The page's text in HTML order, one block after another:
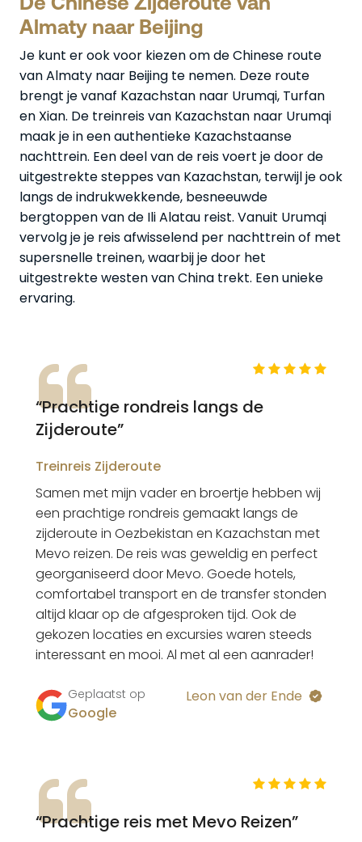
Almaty naar Beijing
Je kunt er ook voor kiezen om de Chinese route
van Almaty naar Beijing te nemen. Deze route
brengt je vanaf Kazachstan naar Urumqi, Turfan
en Xian. De treinreis van Kazachstan naar Urumqi
maak je in een authentieke Kazachstaanse
nachttrein. Een deel van de reis voert je door de
uitgestrekte steppes van Kazachstan, terwijl je ook
langs de indrukwekkende, besneeuwde
bergtoppen van de Ili Alatau reist. Vanuit Urumqi
vervolg je je reis afwisselend per nachttrein of met
supersnelle treinen, waarbij je door het
uitgestrekte westen van China trekt. Een unieke
ervaring.
“Prachtige rondreis langs de
Zijderoute”
Treinreis Zijderoute
Samen met mijn vader en broertje hebben wij
een prachtige rondreis gemaakt langs de
zijderoute in Oezbekistan en Kazachstan met
Mevo reizen. De reis was geweldig en perfect
georganiseerd door Mevo. Goede hotels,
comfortabel transport en de transfer stonden
altijd klaar op de afgesproken tijd. Ook de
gekozen locaties en excursies waren steeds
interessant en mooi. Al met al een aanrader!
Geplaatst op
Google
Leon van der Ende
“Prachtige reis met Mevo Reizen”